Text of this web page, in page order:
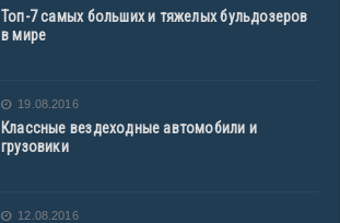
Топ-7 самых больших и тяжелых бульдозеров
в мире
19.08.2016
Классные вездеходные автомобили и
грузовики
12.08.2016